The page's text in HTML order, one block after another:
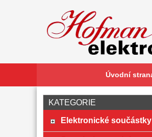
Úvodní
KATEGORIE
Elektronické součástky